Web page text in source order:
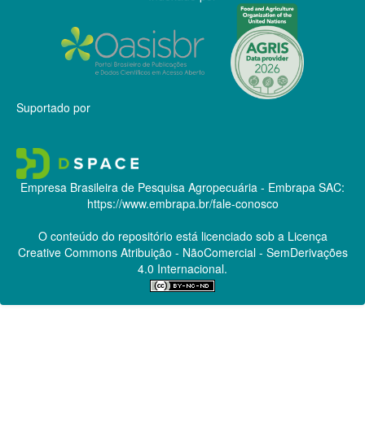
Suportado por
Empresa Brasileira de Pesquisa Agropecuária - Embrapa SAC:
https://www.embrapa.br/fale-conosco
O conteúdo do repositório está licenciado sob a Licença
Creative CommonsAtribuição - NãoComercial - SemDerivações
4.0 Internacional.